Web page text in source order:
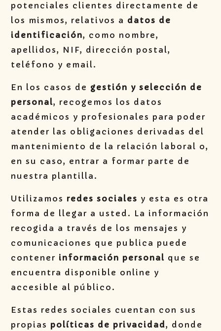
potenciales clientes directamente de
los mismos, relativos a datos de
identificación, como nombre,
apellidos, NIF, dirección postal,
teléfono y email.
En los casos de gestión y selección de
personal, recogemos los datos
académicos y profesionales para poder
atender las obligaciones derivadas del
mantenimiento de la relación laboral o,
en su caso, entrar a formar parte de
nuestra plantilla.
Utilizamos redes sociales y esta es otra
forma de llegar a usted. La información
recogida a través de los mensajes y
comunicaciones que publica puede
contener información personal que se
encuentra disponible online y
accesible al público.
Estas redes sociales cuentan con sus
propias políticas de privacidad, donde